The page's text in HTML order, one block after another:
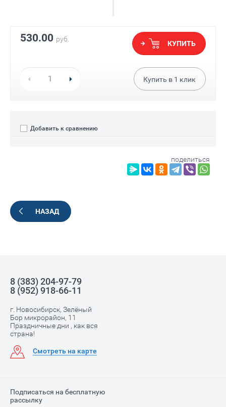
530.00 руб.
КУПИТЬ
Купить в 1 клик
Добавить к сравнению
поделиться
НАЗАД
8 (383) 204-97-79
8 (952) 918-66-11
г. Новосибирск, Зелёный
Бор микрорайон, 11
Праздничные дни , как вся
страна!
Смотреть на карте
Подписаться на бесплатную
рассылку